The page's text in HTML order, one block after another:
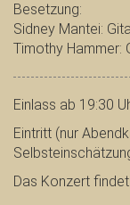
Besetzung:
Sidney Mantei:
Timothy Hammer:
Einlass ab 19:30
Eintritt (nur
Das Konzert